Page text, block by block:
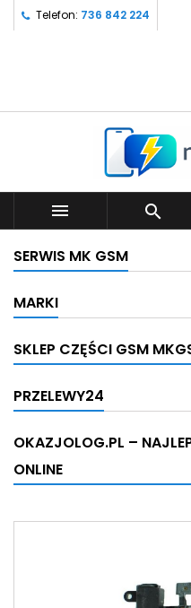
Telefon: 736 842 224
 
SERWIS MK GSM
MARKI
SKLEP CZĘŚCI GSM
PRZELEWY24
OKAZJOLOG.PL –
ONLINE